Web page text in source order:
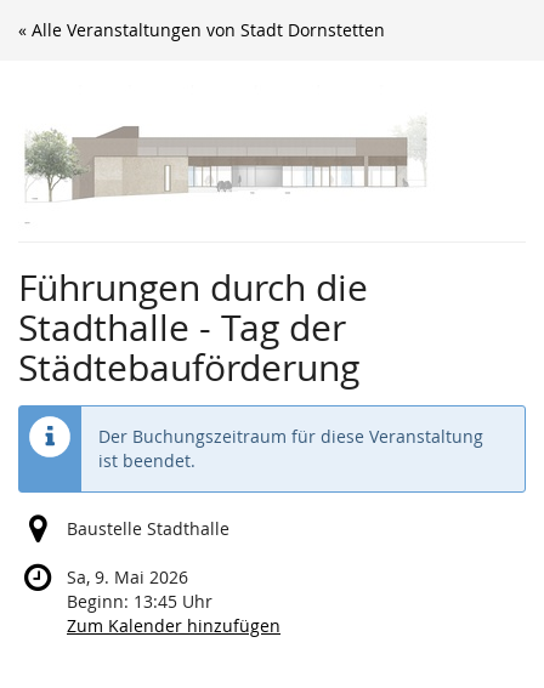
Zum
« Alle Veranstaltungen von Stadt Dornstetten
Führungen durch die
Stadthalle - Tag der
Städtebauförderung
Der Buchungszeitraum für diese Veranstaltung
ist beendet.
Baustelle Stadthalle
Sa, 9. Mai 2026
Beginn: 13:45 Uhr
Zum Kalender hinzufügen